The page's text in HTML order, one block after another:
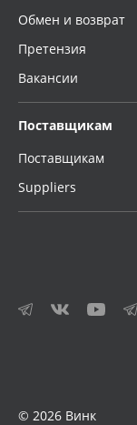
Обмен и возврат
Претензия
Вакансии
Поставщикам
Поставщикам
Suppliers
© 2026 Винк